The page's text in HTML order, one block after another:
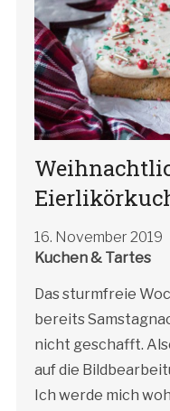
16. November 2019
Kuchen & Tartes
Das sturmfreie
bereits
nicht geschafft.
auf die
Ich werde mich